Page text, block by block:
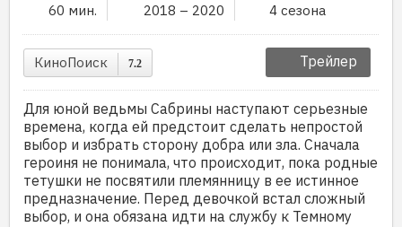
60 мин. 2018 – 2020 4 сезона
КиноПоиск 7.2 Трейлер
Для юной ведьмы Сабрины наступают серьезные
времена, когда ей предстоит сделать непростой
выбор и избрать сторону добра или зла. Сначала
героиня не понимала, что происходит, пока родные
тетушки не посвятили племянницу в ее истинное
предназначение. Перед девочкой встал сложный
выбор, и она обязана идти на службу к Темному